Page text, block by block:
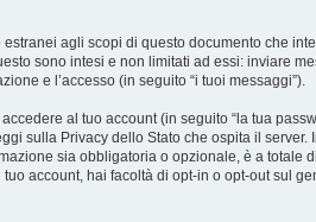
agli scopi di questo documento che
sono intesi e non limitati ad essi: inviare
e l’accesso (in seguito “i tuoi messaggi”).
al tuo account (in seguito “la tua
sulla Privacy dello Stato che ospita il
sia obbligatoria o opzionale, è a totale
account, hai facoltà di opt-in o opt-out sul